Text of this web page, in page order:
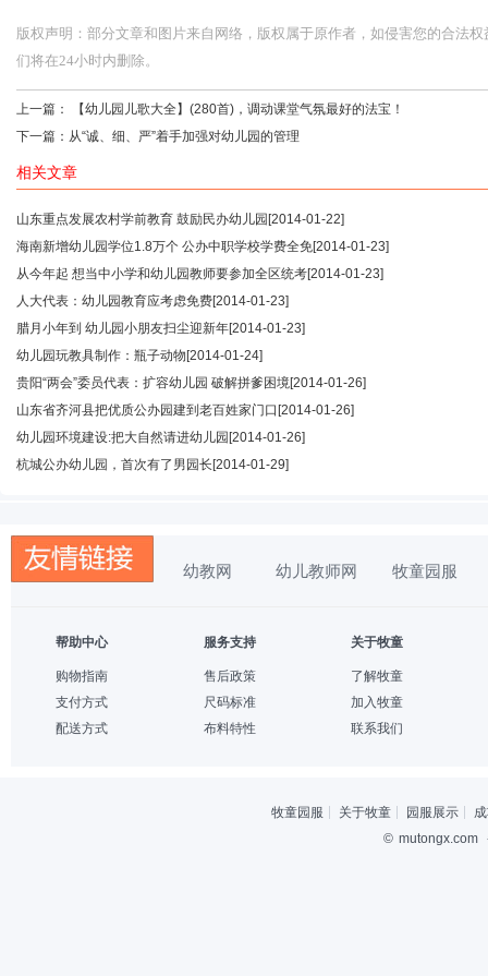
版权声明：部分文章和图片来自网络，版权属于原作者，如侵害您的合法
们将在24小时内删除。
上一篇：
【幼儿园儿歌大全】(280首)，调动课堂气氛最好的法宝！
下一篇： 从“诚、细、严”着手加强对幼儿园的管理
相关文章
山东重点发展农村学前教育 鼓励民办幼儿园 [2014-01-22]
海南新增幼儿园学位1.8万个 公办中职学校学费全免[2014-01-23]
从今年起 想当中小学和幼儿园教师要参加全区统考[2014-01-23]
人大代表：幼儿园教育应考虑免费[2014-01-23]
腊月小年到 幼儿园小朋友扫尘迎新年[2014-01-23]
幼儿园玩教具制作：瓶子动物 [2014-01-24]
贵阳“两会”委员代表：扩容幼儿园 破解拼爹困境[2014-01-26]
山东省齐河县把优质公办园建到老百姓家门口 [2014-01-26]
幼儿园环境建设:把大自然请进幼儿园 [2014-01-26]
杭城公办幼儿园，首次有了男园长 [2014-01-29]
幼教网 幼儿教师网 牧童园服
帮助中心
购物指南
支付方式
配送方式
服务支持
售后政策
尺码标准
布料特性
关于牧童
了解牧童
加入牧童
联系我们
牧童园服 关于牧童 园服展示
© mutongx.com